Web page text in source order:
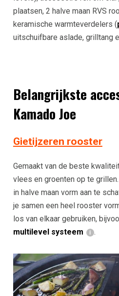
plaatsen, 2 halve maan RVS
keramische warmteverdelers (
uitschuifbare aslade, grilltang
Belangrijkste
Kamado Joe
Gietijzeren rooster
Gemaakt van de beste
vlees en groenten op te
in halve maan vorm aan te
je samen een heel rooster
los van elkaar gebruiken,
multilevel systeem
.